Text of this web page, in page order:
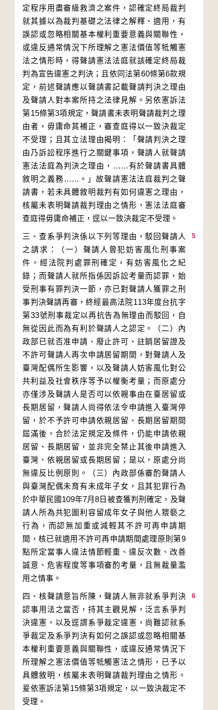
定程序用盡審級救濟之案件，認確定終局裁判
就其據以為裁判基礎之法律之解釋、適用，有
誤認或忽略相關基本權利重要意義與關聯性，
或違反通常情況下所理解之憲法價值等牴觸憲
法之情形時，得聲請憲法法庭就該確定終局裁
判為宣告違憲之判決；且依同法第60條第6款規
定，前述聲請應以聲請書記載聲請判決之理由
及聲請人對本案所持之法律見解。另依憲訴法
第15條第3項規定，聲請書未表明聲請裁判之理
由者，毋庸命其補正，審查庭得以一致決裁定
不受理；且其立法理由揭明：「聲請判決之理
由乃訴訟程序進行之關鍵事項，聲請人就聲請
憲法法庭為判決之理由，……有於聲請書具體
敘明之義務……。」故聲請憲法法庭裁判之聲
請書，若未具體敘明裁判有如何違憲之理由，
核屬未表明聲請裁判理由之情形，憲法法庭審
5
三、查系爭判決係以下列等理由，駁回聲請人
之請求：（一）聲請人曾犯妨害風化刑事案
件，經法院判處罪刑確定，有妨害風化之紀
錄；而聲請人就所指係因訴訟考量而認罪，始
受刑事有罪判決一節，亦已對聲請人獲罪之刑
事判決聲請再審，終經最高法院113年度台抗字
第33號刑事裁定以再抗告為無理由而駁回，自
無從因此而為有利於聲請人之認定。（二）內
政部已就否准申請、廢止許可、註銷居留證及
不許可聲請人再次申請居留期間，對聲請人及
臺灣配偶所生影響，以及聲請人妨害風化對公
共利益及社會秩序等予以權衡考量；而原處分
亦僅涉及聲請人是否可以依親事由在臺居留或
長期居留，聲請人尚得依法令申請進入臺灣停
留，於不予許可申請依親居留、長期居留期間
屆滿後，合於法定規定及條件，仍能申請依親
居留、長期居留，並非完全禁止其後申請進入
臺灣、依親居留或長期居留；是以，原處分尚
無違反比例原則。（三）內政部係審酌聲請人
與臺灣配偶未育有未成年子女，且其犯罪行為
於中華民國109年7月8日被查獲判刑確定，及聲
請人所為共犯圖利容留成年女子與他人猥褻之
行為，而認無加重或減輕其不許可再申請期
間，核已就適用不許可再申請期間處理原則第9
點所定當事人違法情節輕重、違反次數、改善
誠意、危害程度等事項審酌考量，且無裁量濫
6
四、核聲請意旨所陳，聲請人無非就系爭判決
認事用法之當否，持其主觀見解，泛言系爭判
決違憲，以及逕謂系爭裁定違憲，尚難認就系
爭裁定及系爭判決有如何之誤認或忽略相關基
本權利重要意義與關聯性，或違反通常情況下
所理解之憲法價值等牴觸憲法之情形，已予以
具體敘明，核屬未表明聲請裁判理由之情形。
爰依憲訴法第15條第3項規定，以一致決裁定不
受理。